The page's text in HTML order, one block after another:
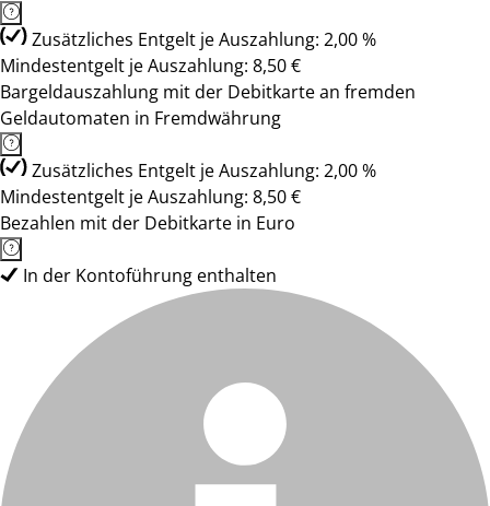
Zusätzliches Entgelt je Auszahlung: 2,00 %
Mindestentgelt je Auszahlung: 8,50 €
Bargeldauszahlung mit der Debitkarte an fremden
Geldautomaten in Fremdwährung
Zusätzliches Entgelt je Auszahlung: 2,00 %
Mindestentgelt je Auszahlung: 8,50 €
Bezahlen mit der Debitkarte in Euro
In der Kontoführung enthalten